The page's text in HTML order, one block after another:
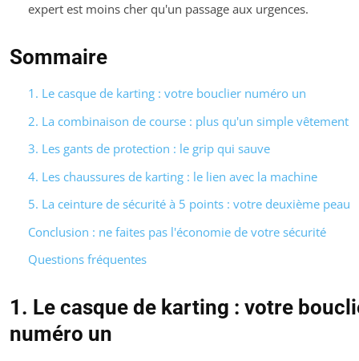
expert est moins cher qu'un passage aux urgences.
Sommaire
1. Le casque de karting : votre bouclier numéro un
2. La combinaison de course : plus qu'un simple vêtement
3. Les gants de protection : le grip qui sauve
4. Les chaussures de karting : le lien avec la machine
5. La ceinture de sécurité à 5 points : votre deuxième peau
Conclusion : ne faites pas l'économie de votre sécurité
Questions fréquentes
1. Le casque de karting : votre
numéro un